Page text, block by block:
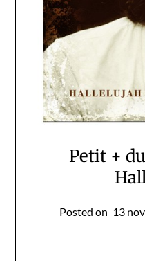
Petit +
Posted on 13